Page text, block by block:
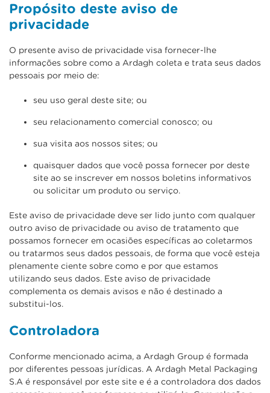
Propósito deste aviso de
privacidade
O presente aviso de privacidade visa fornecer-lhe
informações sobre como a Ardagh coleta e trata seus dados
pessoais por meio de:
seu uso geral deste site; ou
seu relacionamento comercial conosco; ou
sua visita aos nossos sites; ou
quaisquer dados que você possa fornecer por deste
site ao se inscrever em nossos boletins informativos
ou solicitar um produto ou serviço.
Este aviso de privacidade deve ser lido junto com qualquer
outro aviso de privacidade ou aviso de tratamento que
possamos fornecer em ocasiões específicas ao coletarmos
ou tratarmos seus dados pessoais, de forma que você esteja
plenamente ciente sobre como e por que estamos
utilizando seus dados. Este aviso de privacidade
complementa os demais avisos e não é destinado a
substitui-los.
Controladora
Conforme mencionado acima, a Ardagh Group é formada
por diferentes pessoas jurídicas. A Ardagh Metal Packaging
S.A é responsável por este site e é a controladora dos dados